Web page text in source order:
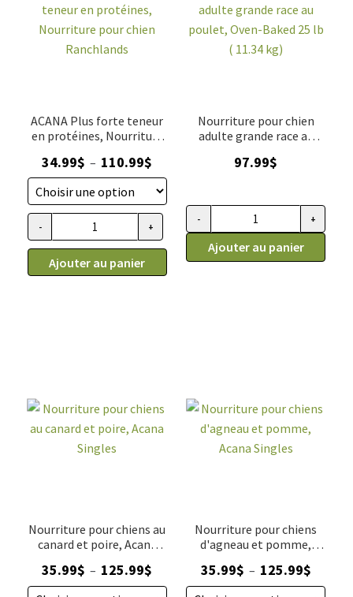
ACANA Plus forte teneur
en protéines, Nourriture
Ranchlands
34.99$ – 110.99$
de
prix :
34.99$
à
110.99$
quantité de ACANA Plus forte teneur en protéines,
- +
Ajouter au panier
Nourriture pour chien
adulte grande race au
( 11.34 kg)
97.99$
quantité de Nourriture pour
- +
Ajouter au panier
Nourriture pour chiens au
canard et poire, Acana
35.99$ – 125.99$
de
Nourriture pour chiens
d'agneau et pomme,
35.99$ – 125.99$Plage
de